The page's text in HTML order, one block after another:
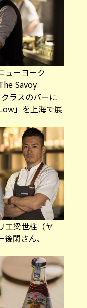
ューヨーク
Savoy
ラスのバーに
」を上海で展
エ梁世柱（ヤ
閑さん、